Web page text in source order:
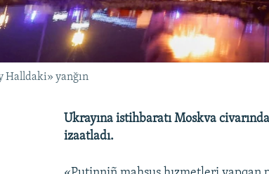
Halldaki» yanğın
Ukrayına istihbaratı Moskva
izaatladı.